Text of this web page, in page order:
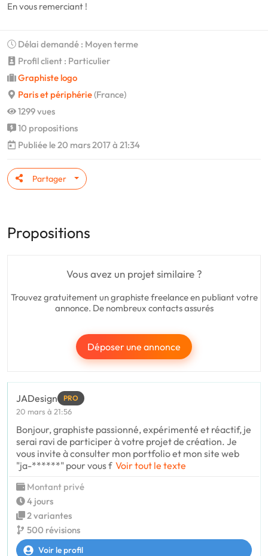
En vous remerciant !
Délai demandé : Moyen terme
Profil client : Particulier
Graphiste logo
Paris et périphérie(France)
1299 vues
10 propositions
Publiée le 20 mars 2017 à 21:34
Partager
Propositions
Vous avez un projet similaire ?
Trouvez gratuitement un graphiste freelance en publiant votre
annonce. De nombreux contacts assurés
Déposer une annonce
JADesign PRO
20 mars à 21:56
Bonjour, graphiste passionné, expérimenté et réactif, je
serai ravi de participer à votre projet de création. Je
vous invite à consulter mon portfolio et mon site web
"ja-******" pour vous f Voir tout le texte
Montant privé
4 jours
2 variantes
500 révisions
Voir le profil